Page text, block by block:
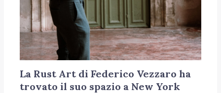
La Rust Art di Federico Vezzaro ha
trovato il suo spazio a New York